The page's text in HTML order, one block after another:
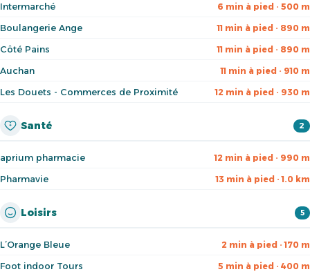
Intermarché 6 min à pied · 500 m
Boulangerie Ange 11 min à pied · 890 m
Côté Pains 11 min à pied · 890 m
Auchan 11 min à pied · 910 m
Les Douets - Commerces de Proximité 12 min à pied · 930 m
Santé 2
aprium pharmacie 12 min à pied · 990 m
Pharmavie 13 min à pied · 1.0 km
Loisirs 5
L’Orange Bleue 2 min à pied · 170 m
Foot indoor Tours 5 min à pied · 400 m